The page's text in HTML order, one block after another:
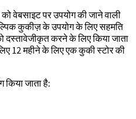
वेबसाइट पर उपयोग की जाने वाली
कुकीज़ के उपयोग के लिए सहमति
दस्तावेजीकृत करने के लिए किया जाता
12 महीने के लिए एक कुकी स्टोर की
जाता है: